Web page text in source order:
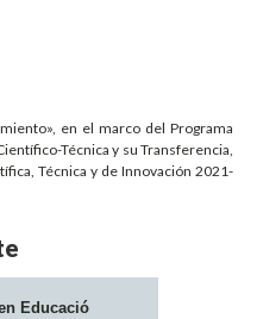
en el marco del Programa
Técnica y su Transferencia,
Técnica y de Innovación 2021-
Educació